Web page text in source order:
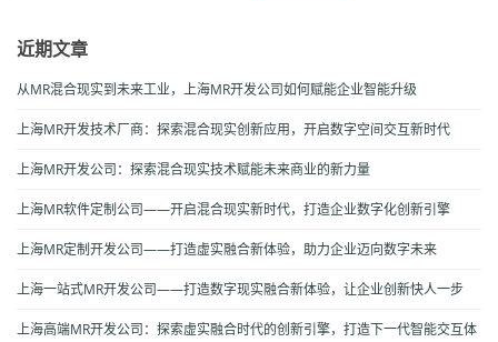
近期文章
从MR混合现实到未来工业，上海MR开发公司如何赋能企业智能升级
上海MR开发技术厂商：探索混合现实创新应用，开启数字空间交互新时代
上海MR开发公司：探索混合现实技术赋能未来商业的新力量
上海MR软件定制公司——开启混合现实新时代，打造企业数字化创新引擎
上海MR定制开发公司——打造虚实融合新体验，助力企业迈向数字未来
上海一站式MR开发公司——打造数字现实融合新体验，让企业创新快人一步
上海高端MR开发公司：探索虚实融合时代的创新引擎，打造下一代智能交互体